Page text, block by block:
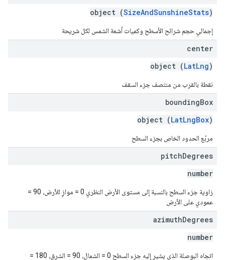
object (SizeAndSunshineStats)
إجمالي حجم شرائح الأسطح وكميات أشعة الشمس لكل شريحة
center
object (LatLng)
نقطة بالقرب من منتصف جزء السقف
boundingBox
object (LatLngBox)
مربّع الحدود الخاص بجزء السطح
pitchDegrees
number
زاوية جزء السطح بالنسبة إلى مستوى الأرض النظري 0 = موازٍ للأرض، 90 =
عمودي على الأرض
azimuthDegrees
number
اتجاه البوصلة الذي يشير إليه جزء السطح 0 = الشمال، 90 = الشرق، 180 =